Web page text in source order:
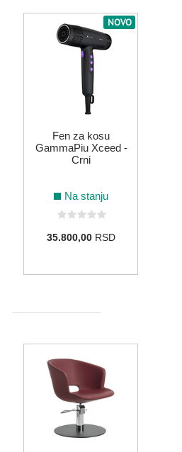
NOVO
Fen za kosu
GammaPiu Xceed -
Crni
Na stanju
35.800,00RSD